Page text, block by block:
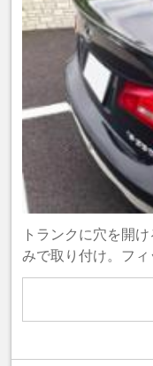
トランクに穴を開
みで取り付け。フィ